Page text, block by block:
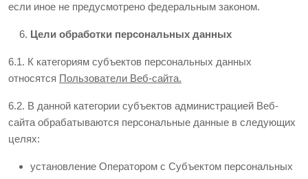
если иное не предусмотрено федеральным законом.
Цели обработки персональных данных
6.1. К категориям субъектов персональных данных
относятся Пользователи Веб-сайта.
6.2. В данной категории субъектов администрацией Веб-
сайта обрабатываются персональные данные в следующих
целях:
установление Оператором с Субъектом персональных